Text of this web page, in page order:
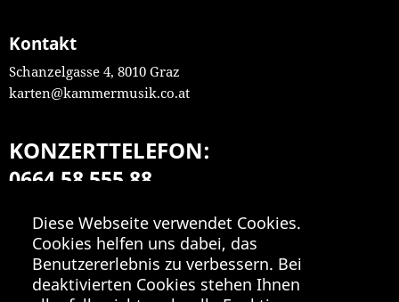
Diese Webseite verwendet Cookies.
Cookies helfen uns dabei, das
Benutzererlebnis zu verbessern. Bei
deaktivierten Cookies stehen Ihnen
Kontakt
Schanzelgasse 4, 8010 Graz
karten@kammermusik.co.at
KONZERTTELEFON:
0664 58 555 88
Mo-Fr 9:00-18:00